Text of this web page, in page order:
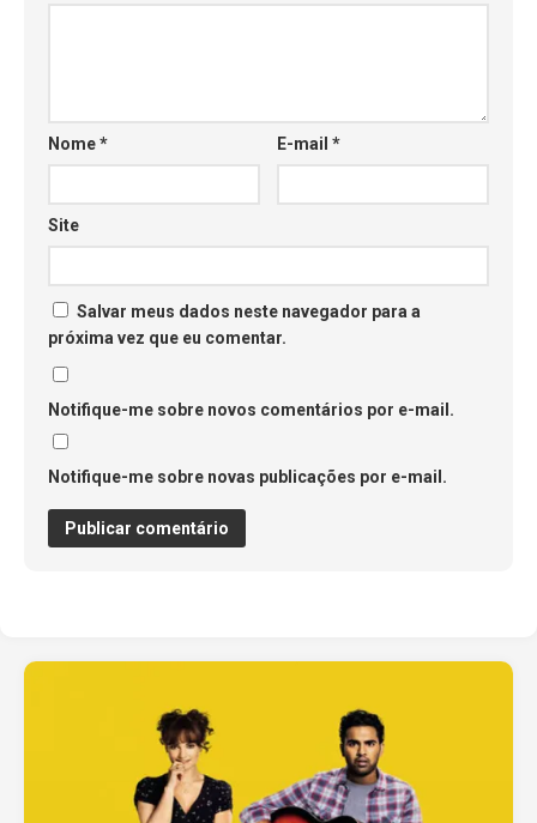
Nome* E-mail*
Site
Salvar meus dados neste navegador para a
próxima vez que eu comentar.
Notifique-me sobre novos comentários por e-mail.
Notifique-me sobre novas publicações por e-mail.